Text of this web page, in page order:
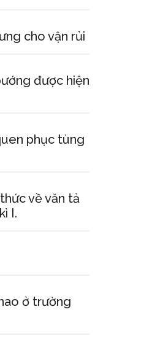
cho vận rủi
được hiện
phục tùng
về văn tả
I.
ở trường